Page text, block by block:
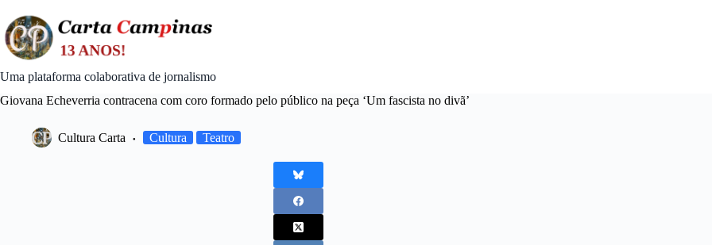
content
Uma plataforma colaborativa de jornalismo
Giovana Echeverria contracena com coro formado pelo público na peça ‘Um fascista no divã’
Cultura Carta Cultura Teatro